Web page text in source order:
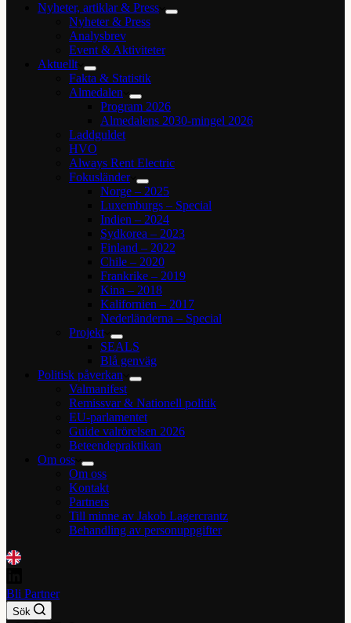
Nyheter, artiklar & Press
Nyheter & Press
Analysbrev
Event & Aktiviteter
Aktuellt
Fakta & Statistik
Almedalen
Program 2026
Almedalens 2030-mingel 2026
Laddguldet
HVO
Always Rent Electric
Fokusländer
Norge – 2025
Luxemburgs – Special
Indien – 2024
Sydkorea – 2023
Finland – 2022
Chile – 2020
Frankrike – 2019
Kina – 2018
Kalifornien – 2017
Nederländerna – Special
Projekt
SEALS
Blå genväg
Politisk påverkan
Valmanifest
Remissvar & Nationell politik
EU-parlamentet
Guide valrörelsen 2026
Beteendepraktikan
Om oss
Om oss
Kontakt
Partners
Till minne av Jakob Lagercrantz
Behandling av personuppgifter
Bli Partner
Sök